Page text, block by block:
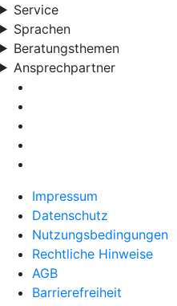
Service
Sprachen
Beratungsthemen
Ansprechpartner
Impressum
Datenschutz
Nutzungsbedingungen
Rechtliche Hinweise
AGB
Barrierefreiheit